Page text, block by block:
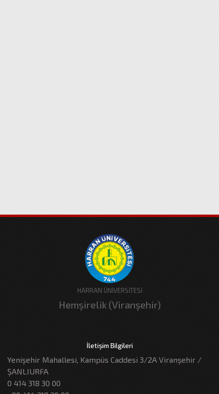
HARRAN ÜNİVERSİTESİ
Hemşirelik (Viranşehir)
İletişim Bilgileri
Yenişehir Mahallesi, Kampüs Caddesi 3/2A Viranşehir /
ŞANLIURFA
0 414 318 30 00